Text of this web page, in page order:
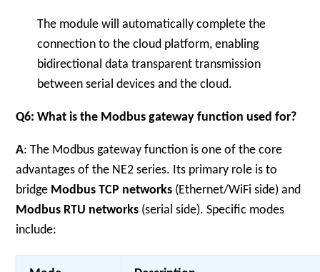
The module will automatically complete the
connection to the cloud platform, enabling
bidirectional data transparent transmission
between serial devices and the cloud.
Q6: What is the Modbus gateway function used for?
A: The Modbus gateway function is one of the core
advantages of the NE2 series. Its primary role is to
bridge Modbus TCP networks (Ethernet/WiFi side) and
Modbus RTU networks (serial side). Specific modes
include: